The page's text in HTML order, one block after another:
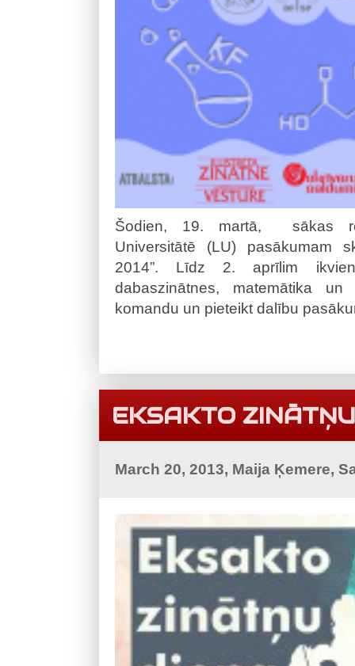
Šodien, 19. martā, sākas
Universitātē (LU) pasākumam
2014”. Līdz 2. aprīlim
dabaszinātnes, matemātika
komandu un pieteikt dalību
EKSAKTO
March 20, 2013, Maija Ķemere,